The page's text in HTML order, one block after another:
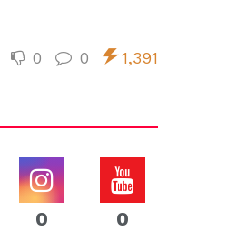
0 0 1,391
0 0